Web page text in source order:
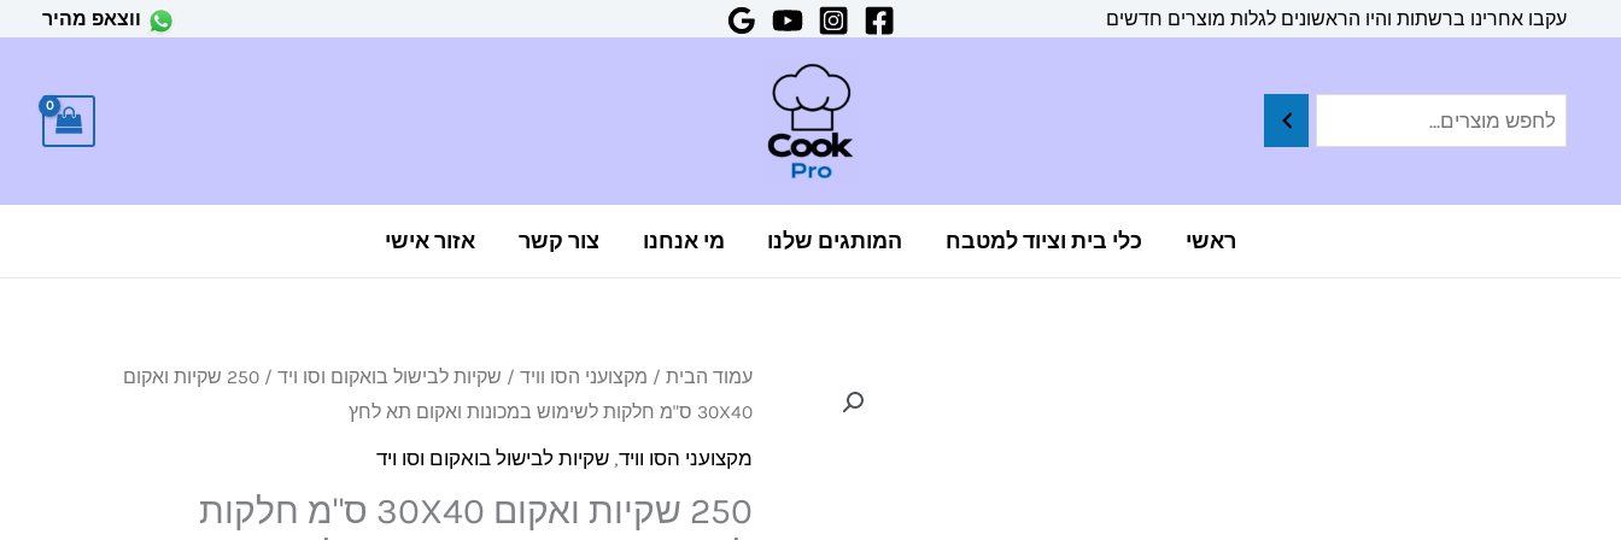
עקבו אחרינו ברשתות והיו הראשונים לגלות מוצרים חדשים ווצאפ מהיר
ראשי כלי בית וציוד למטבח המותגים שלנו מי אנחנו צור קשר אזור אישי
עמוד הבית / מקצועני הסו וויד / שקיות לבישול בואקום וסו ויד
/ 250 שקיות ואקום
30X40 ס"מ חלקות לשימוש במכונות ואקום תא לחץ
מקצועני הסו וויד, שקיות לבישול בואקום וסו ויד
250 שקיות ואקום 30X40 ס"מ חלקות
כמות
של
250
ואקום